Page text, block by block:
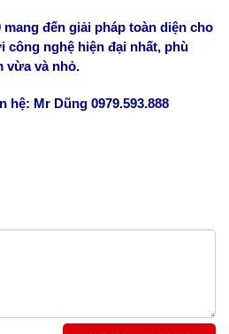
mang đến giải pháp toàn diện cho
công nghệ hiện đại nhất, phù
vừa và nhỏ.
Mr Dũng 0979.593.888